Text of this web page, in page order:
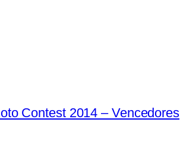
Contest 2014 – Vencedores